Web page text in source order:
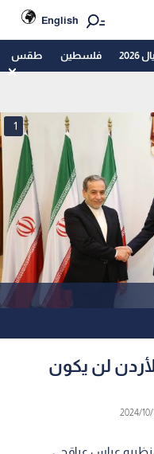
English
فلسطين طقس
1
لن يكون
نظيره عباس عراقجي